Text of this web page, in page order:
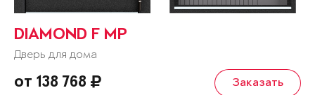
DIAMOND F MP
Дверь для дома
от 138 768 Заказать